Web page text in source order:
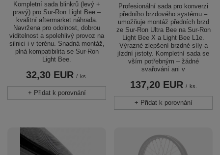
Kompletní sada blinkrů (levý +
pravý) pro Sur-Ron Light Bee –
kvalitní aftermarket náhrada.
Navržena pro odolnost, dobrou
viditelnost a spolehlivý provoz na
silnici i v terénu. Snadná montáž,
plná kompatibilita se Sur-Ron
Light Bee.
32,30 EUR / ks.
+ Přidat k porovnání
Profesionální sada pro konverzi
předního brzdového systému –
umožňuje montáž předních brzd
ze Sur-Ron Ultra Bee na Sur-Ron
Light Bee X a Light Bee L1e.
Výrazné zlepšení brzdné síly a
jízdní jistoty. Kompletní sada se
vším potřebným – žádné
svařování ani v
137,20 EUR / ks.
+ Přidat k porovnání